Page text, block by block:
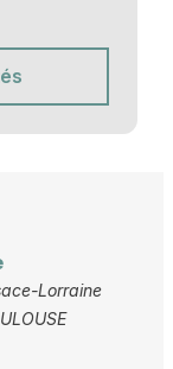
Lorraine